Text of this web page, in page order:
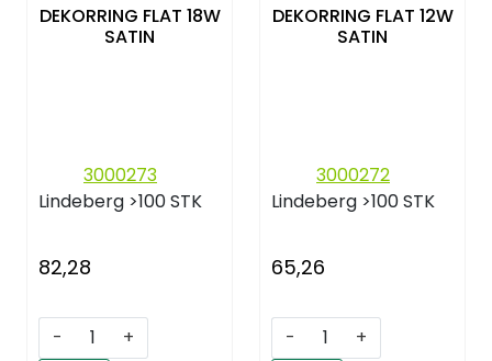
DEKORRING FLAT 18W
SATIN
3000273
Lindeberg >100 STK
82,28
- +
DEKORRING FLAT 12W
SATIN
3000272
Lindeberg >100 STK
65,26
- +